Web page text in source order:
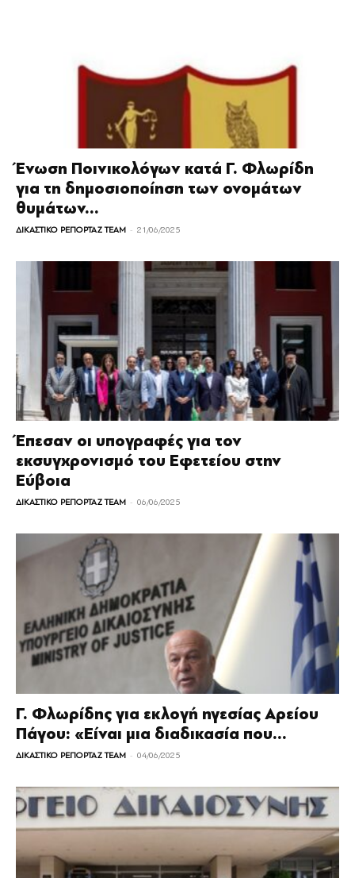
Ένωση Ποινικολόγων κατά Γ. Φλωρίδη
για τη δημοσιοποίηση των ονομάτων
θυμάτων...
ΔΙΚΑΣΤΙΚΟ ΡΕΠΟΡΤΑΖ TEAM - 21/06/2025
Έπεσαν οι υπογραφές για τον
εκσυγχρονισμό του Εφετείου στην
Εύβοια
ΔΙΚΑΣΤΙΚΟ ΡΕΠΟΡΤΑΖ TEAM - 06/06/2025
Γ. Φλωρίδης για εκλογή ηγεσίας Αρείου
Πάγου: «Είναι μια διαδικασία που...
ΔΙΚΑΣΤΙΚΟ ΡΕΠΟΡΤΑΖ TEAM - 04/06/2025